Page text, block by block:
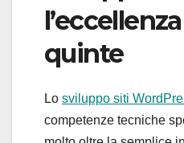
quinte
Lo sviluppo siti
competenze tecniche